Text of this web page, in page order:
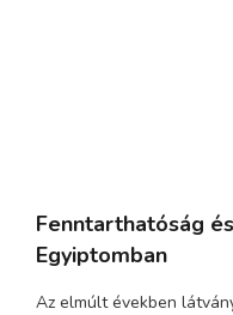
Fenntarthatóság
Egyiptomban
Az elmúlt években